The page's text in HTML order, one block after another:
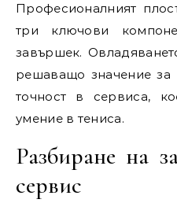
Професионалният
три ключови
завършек.
решаващо значение за
точност в сервиса,
умение в тениса.
Разбиране на
сервис